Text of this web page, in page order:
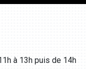
à 13h puis de 14h